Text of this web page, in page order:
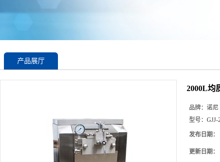
产品展厅
2000L均
品牌： 诺尼
型号： GJJ-
发布日期：
更新日期：